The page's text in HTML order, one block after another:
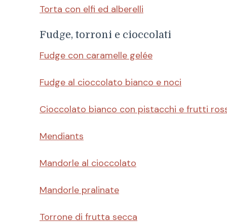
Torta con elfi ed alberelli
Fudge, torroni e cioccolati
Fudge con caramelle gelée
Fudge al cioccolato bianco e noci
Cioccolato bianco con pistacchi e frutti
Mendiants
Mandorle al cioccolato
Mandorle pralinate
Torrone di frutta secca